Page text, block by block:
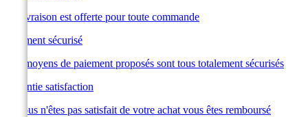
La livraison est offerte pour toute commande
Paiement sécurisé
Les moyens de paiement proposés sont tous totalement sécurisés
Garantie satisfaction
Si vous n'êtes pas satisfait de votre achat vous êtes remboursé